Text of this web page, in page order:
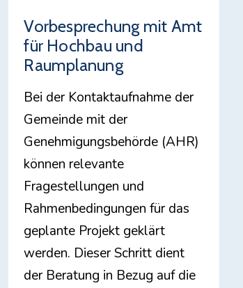
Vorbesprechung mit Amt
für Hochbau und
Raumplanung
Bei der Kontaktaufnahme der
Gemeinde mit der
Genehmigungsbehörde (AHR)
können relevante
Fragestellungen und
Rahmenbedingungen für das
geplante Projekt geklärt
werden. Dieser Schritt dient
der Beratung in Bezug auf die